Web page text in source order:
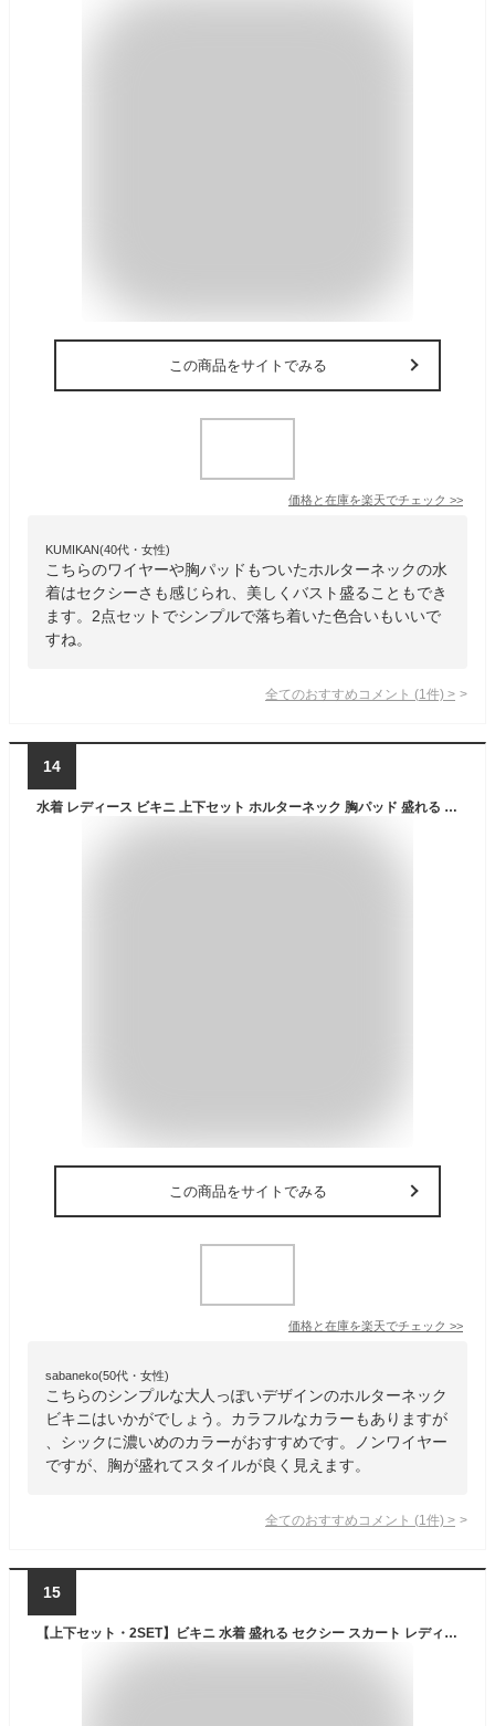
この商品をサイトでみる
価格と在庫を楽天でチェック >>
KUMIKAN(40代・女性)
こちらのワイヤーや胸パッドもついたホルターネックの水
着はセクシーさも感じられ、美しくバスト盛ることもでき
ます。2点セットでシンプルで落ち着いた色合いもいいで
すね。
全てのおすすめコメント (1 件) >
14
水着 レディース ビキニ 上下セット ホルターネック 胸パッド 盛れる ワイヤーなし セパレート ビーチ プール 海 h0519
この商品をサイトでみる
価格と在庫を楽天でチェック >>
sabaneko(50代・女性)
こちらのシンプルな大人っぽいデザインのホルターネック
ビキニはいかがでしょう。カラフルなカラーもありますが
、シックに濃いめのカラーがおすすめです。ノンワイヤー
ですが、胸が盛れてスタイルが良く見えます。
全てのおすすめコメント (1 件) >
15
【上下セット・2SET】ビキニ 水着 盛れる セクシー スカート レディース クロスデザイン 水着 2点セット 高品質 みずぎ パッド付き 小胸 盛れる 谷間 ホルターネック 美バスト カシュクール スイムウエア ショートパンツ 体型カバー パッド入り セクシー